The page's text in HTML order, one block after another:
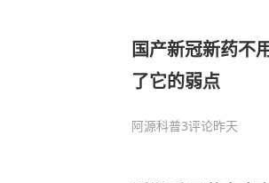
国产新冠新药不
了它的弱点
阿源科普3评论昨天